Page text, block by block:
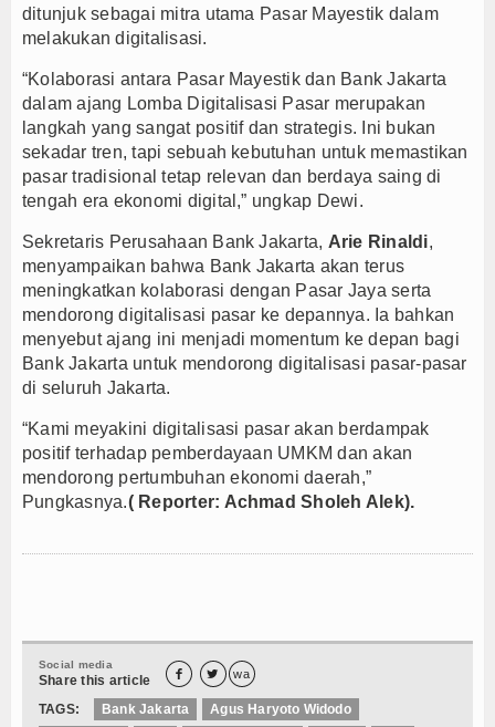
ditunjuk sebagai mitra utama Pasar Mayestik dalam
melakukan digitalisasi.
“Kolaborasi antara Pasar Mayestik dan Bank Jakarta
dalam ajang Lomba Digitalisasi Pasar merupakan
langkah yang sangat positif dan strategis. Ini bukan
sekadar tren, tapi sebuah kebutuhan untuk memastikan
pasar tradisional tetap relevan dan berdaya saing di
tengah era ekonomi digital,” ungkap Dewi.
Sekretaris Perusahaan Bank Jakarta, Arie Rinaldi,
menyampaikan bahwa Bank Jakarta akan terus
meningkatkan kolaborasi dengan Pasar Jaya serta
mendorong digitalisasi pasar ke depannya. Ia bahkan
menyebut ajang ini menjadi momentum ke depan bagi
Bank Jakarta untuk mendorong digitalisasi pasar-pasar
di seluruh Jakarta.
“Kami meyakini digitalisasi pasar akan berdampak
positif terhadap pemberdayaan UMKM dan akan
mendorong pertumbuhan ekonomi daerah,”
Pungkasnya.( Reporter: Achmad Sholeh Alek).
Social media
Share this article   wa
TAGS: Bank Jakarta
Agus Haryoto Widodo